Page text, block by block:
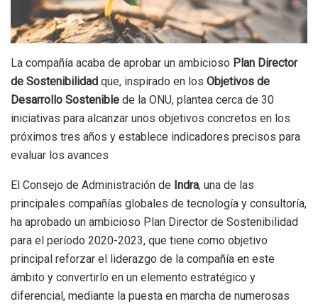
La compañía acaba de aprobar un ambicioso Plan Director
de Sostenibilidad que, inspirado en los Objetivos de
Desarrollo Sostenible de la ONU, plantea cerca de 30
iniciativas para alcanzar unos objetivos concretos en los
próximos tres años y establece indicadores precisos para
evaluar los avances
El Consejo de Administración de Indra, una de las
principales compañías globales de tecnología y consultoría,
ha aprobado un ambicioso Plan Director de Sostenibilidad
para el período 2020-2023, que tiene como objetivo
principal reforzar el liderazgo de la compañía en este
ámbito y convertirlo en un elemento estratégico y
diferencial, mediante la puesta en marcha de numerosas